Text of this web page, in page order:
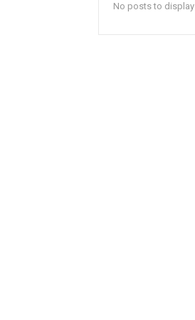
No posts to display